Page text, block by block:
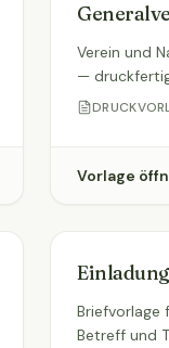
Verein und
— druckfertig
Vorlage
Briefvorlage
Betreff und